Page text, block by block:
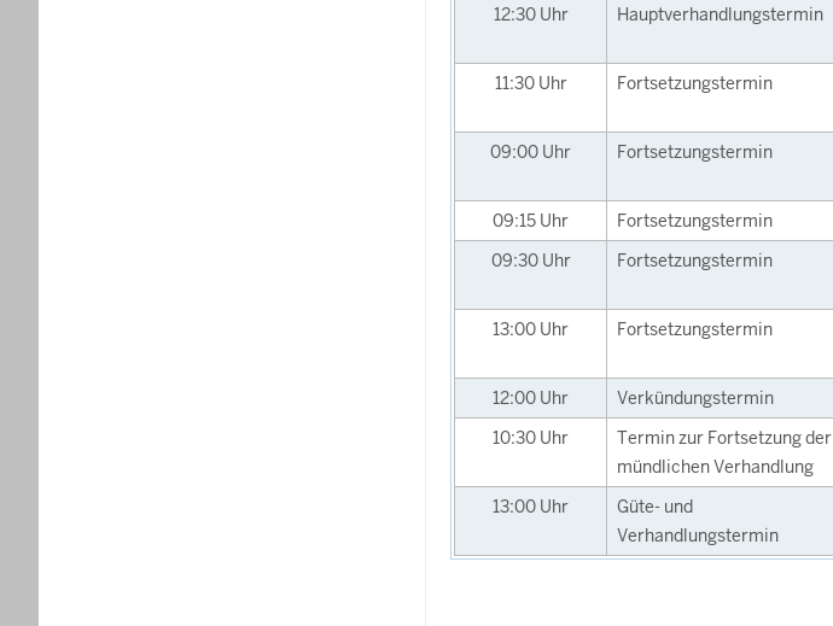
12:30 Uhr Hauptverhandlungstermin
11:30 Uhr Fortsetzungstermin
09:00 Uhr Fortsetzungstermin
09:15 Uhr Fortsetzungstermin
09:30 Uhr Fortsetzungstermin
13:00 Uhr Fortsetzungstermin
12:00 Uhr Verkündungstermin
10:30 Uhr
Termin zur Fortsetzung der
mündlichen Verhandlung
13:00 Uhr
Güte- und
Verhandlungstermin